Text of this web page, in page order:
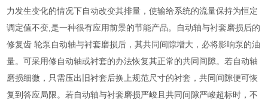
力发生变化的情况下自动改变其排量，使输给系统的流量保持为恒定
调定值不变,是一种很有应用前景的节能产品。自动轴与衬套磨损后的
修复齿 轮泵自动轴与衬套磨损后，其共同间隙增大，必将影响泵的油
量。可采用修自动轴或衬套的办法恢复其正常的共同间隙。若自动轴
磨损细微，只需压出旧衬套后换上规范尺寸的衬套，共同间隙便可恢
复到答应局限。若自动轴与衬套磨损严峻且共同间隙严峻超标时，不